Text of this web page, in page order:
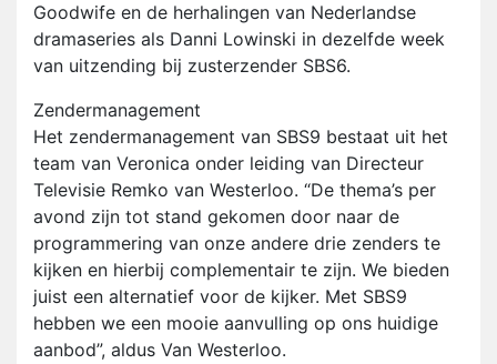
Goodwife en de herhalingen van Nederlandse
dramaseries als Danni Lowinski in dezelfde week
van uitzending bij zusterzender SBS6.
Zendermanagement
Het zendermanagement van SBS9 bestaat uit het
team van Veronica onder leiding van Directeur
Televisie Remko van Westerloo. “De thema’s per
avond zijn tot stand gekomen door naar de
programmering van onze andere drie zenders te
kijken en hierbij complementair te zijn. We bieden
juist een alternatief voor de kijker. Met SBS9
hebben we een mooie aanvulling op ons huidige
aanbod”, aldus Van Westerloo.